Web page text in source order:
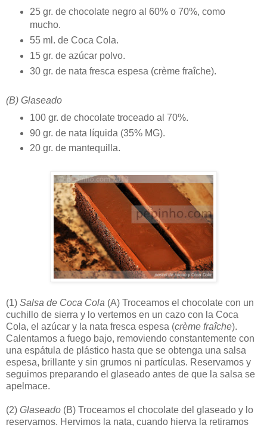
25 gr. de chocolate negro al 60% o 70%, como
mucho.
55 ml. de Coca Cola.
15 gr. de azúcar polvo.
30 gr. de nata fresca espesa (crème fraîche).
(B) Glaseado
100 gr. de chocolate troceado al 70%.
90 gr. de nata líquida (35% MG).
20 gr. de mantequilla.
(1) Salsa de Coca Cola (A) Troceamos el chocolate con un
cuchillo de sierra y lo vertemos en un cazo con la Coca
Cola, el azúcar y la nata fresca espesa (crème fraîche).
Calentamos a fuego bajo, removiendo constantemente con
una espátula de plástico hasta que se obtenga una salsa
espesa, brillante y sin grumos ni partículas. Reservamos y
seguimos preparando el glaseado antes de que la salsa se
apelmace.
(2) Glaseado (B) Troceamos el chocolate del glaseado y lo
reservamos. Hervimos la nata, cuando hierva la retiramos